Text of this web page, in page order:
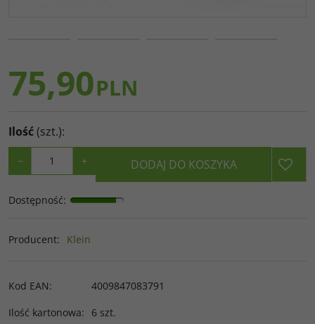
75,90PLN
Ilość(szt.):
− + DODAJ DO KOSZYKA
Dostępność:
Producent: Klein
Kod EAN:
4009847083791
Ilość kartonowa: 6 szt.